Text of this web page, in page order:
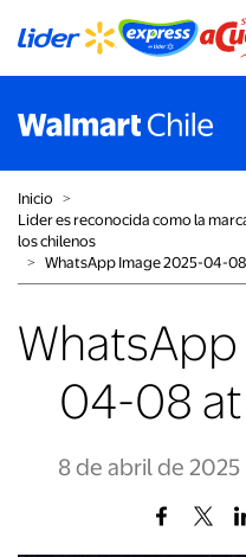
Inicio ˃
Lider es reconocida como la
los chilenos
˃ WhatsApp Image 2025-04-08
04-08 at
8 de abril de 2025